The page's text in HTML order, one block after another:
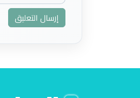
إرسال التعليق